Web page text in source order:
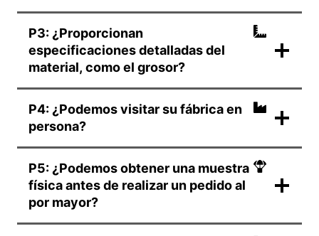
P3: ¿Proporcionan
especificaciones detalladas del
material, como el grosor?
P4: ¿Podemos visitar su fábrica en
persona?
P5: ¿Podemos obtener una muestra
física antes de realizar un pedido al
por mayor?